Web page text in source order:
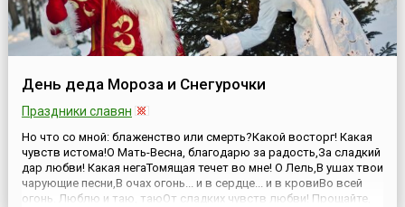
День деда Мороза и Снегурочки
Праздники славян
Но что со мной: блаженство или смерть?Какой восторг! Какая
чувств истома!О Мать-Весна, благодарю за радость,За сладкий
дар любви! Какая негаТомящая течет во мне! О Лель,В ушах твои
чарующие песни,В очах огонь... и в сердце... и в кровиВо всей
огонь. Люблю и таю, таюОт сладких чувств любви! Прощайте,